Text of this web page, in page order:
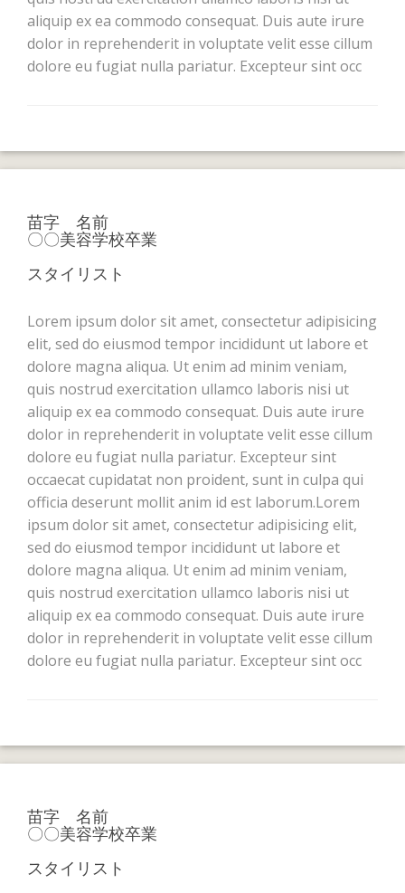
aliquip ex ea commodo consequat. Duis aute irure
dolor in reprehenderit in voluptate velit esse cillum
dolore eu fugiat nulla pariatur. Excepteur sint occ
苗字 名前
〇〇美容学校卒業
スタイリスト
Lorem ipsum dolor sit amet, consectetur adipisicing
elit, sed do eiusmod tempor incididunt ut labore et
dolore magna aliqua. Ut enim ad minim veniam,
quis nostrud exercitation ullamco laboris nisi ut
aliquip ex ea commodo consequat. Duis aute irure
dolor in reprehenderit in voluptate velit esse cillum
dolore eu fugiat nulla pariatur. Excepteur sint
occaecat cupidatat non proident, sunt in culpa qui
officia deserunt mollit anim id est laborum.Lorem
ipsum dolor sit amet, consectetur adipisicing elit,
sed do eiusmod tempor incididunt ut labore et
dolore magna aliqua. Ut enim ad minim veniam,
quis nostrud exercitation ullamco laboris nisi ut
aliquip ex ea commodo consequat. Duis aute irure
dolor in reprehenderit in voluptate velit esse cillum
dolore eu fugiat nulla pariatur. Excepteur sint occ
苗字 名前
〇〇美容学校卒業
スタイリスト